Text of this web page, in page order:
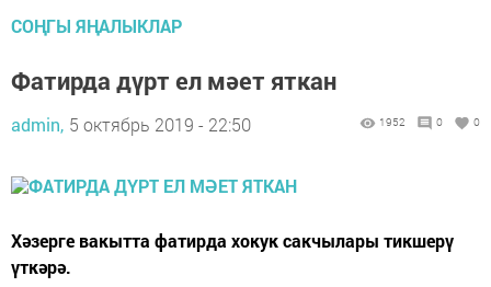
СОҢГЫ ЯҢАЛЫКЛАР
Фатирда дүрт ел мәет яткан
admin, 5 октябрь 2019 - 22:50 1952 0 0
Хәзерге вакытта фатирда хокук сакчылары тикшерү
үткәрә.